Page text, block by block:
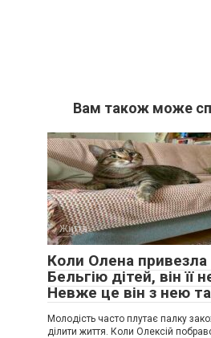
Вам також може
Життя
Коли Олена привезла
Бельгію дітей, він її
Невже це він з нею
Молодість часто плутає палку
ділити життя. Коли Олексій